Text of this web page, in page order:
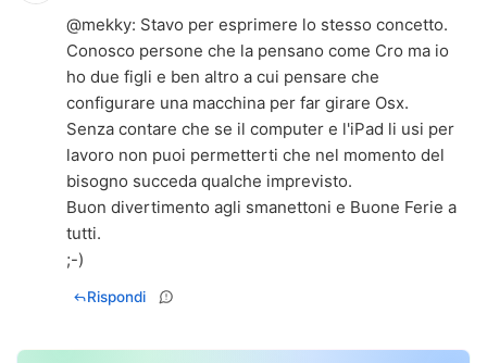
@mekky: Stavo per esprimere lo stesso concetto.
Conosco persone che la pensano come Cro ma io
ho due figli e ben altro a cui pensare che
configurare una macchina per far girare Osx.
Senza contare che se il computer e l'iPad li usi per
lavoro non puoi permetterti che nel momento del
bisogno succeda qualche imprevisto.
Buon divertimento agli smanettoni e Buone Ferie a
tutti.
;-)
Rispondi